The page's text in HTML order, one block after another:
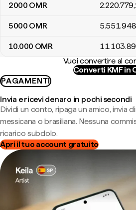
2000 OMR 2.220.779
5000 OMR
10.000 OMR
Vuoi convertire al
Converti KMF in
PAGAMENTI
Invia e ricevi denaro in pochi secondi
Dividi un conto, ripaga un amico, invia
messicana o brasiliana. Nessuna
ricarico subdolo.
Apri il tuo account gratuito